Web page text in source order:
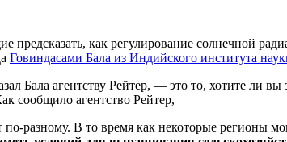
как регулирование солнечной
Говиндасами Бала из Индийского института
Бала агентству Рейтер, — это то, хотите ли вы
сообщило агентство Рейтер,
разному. В то время как некоторые регионы